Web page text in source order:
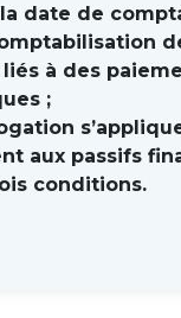
ces éléments
Financement »
dérivés
le
dans la catégorie
date de
à des
;
aux passifs
conditions.